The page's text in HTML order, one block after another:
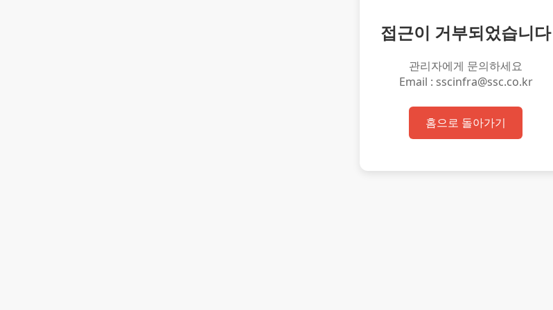
접근이 거부되었습니다
관리자에게 문의하세요
Email : sscinfra@ssc.co.kr
홈으로 돌아가기